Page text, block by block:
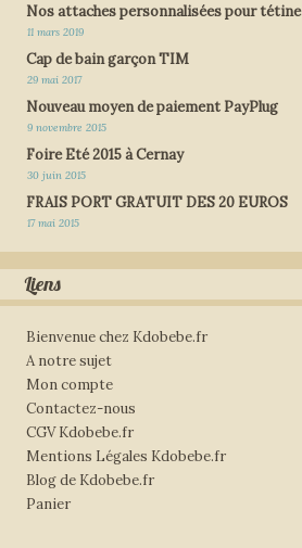
Nos attaches personnalisées pour tétine
11 mars 2019
Cap de bain garçon TIM
29 mai 2017
Nouveau moyen de paiement PayPlug
9 novembre 2015
Foire Eté 2015 à Cernay
30 juin 2015
FRAIS PORT GRATUIT DES 20 EUROS
17 mai 2015
Liens
Bienvenue chez Kdobebe.fr
A notre sujet
Mon compte
Contactez-nous
CGV Kdobebe.fr
Mentions Légales Kdobebe.fr
Blog de Kdobebe.fr
Panier